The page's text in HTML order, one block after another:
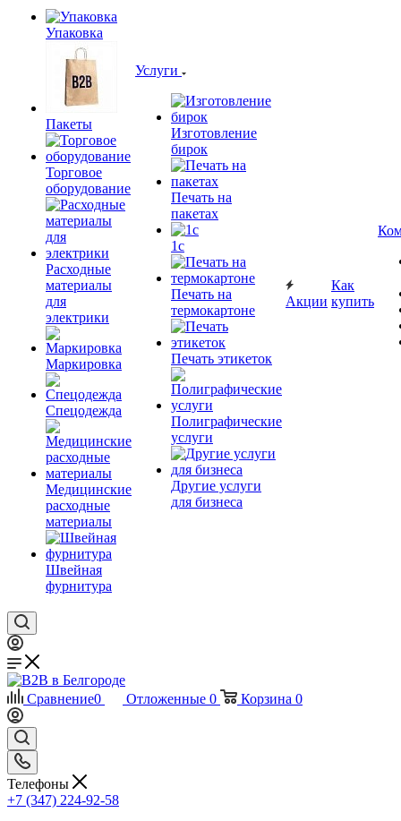
Упаковка
Пакеты
Торговое
оборудование
Расходные
материалы
для
электрики
Маркировка
Спецодежда
Медицинские
расходные
материалы
Швейная
фурнитура
Услуги
Изготовление
бирок
Печать на
пакетах
1c
Печать на
термокартоне
Печать этикеток
Полиграфические
услуги
Другие услуги
для бизнеса
Акции
Как
купить
Сравнение0 Отложенные 0 Корзина 0
Телефоны
+7 (347) 224-92-58